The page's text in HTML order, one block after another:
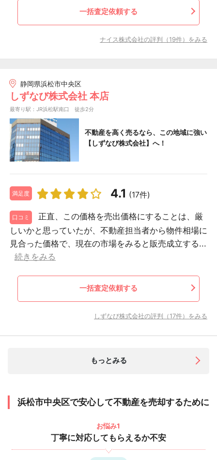
一括査定依頼する
ナイス株式会社の評判（19件）をみる
静岡県浜松市中央区
しずなび株式会社 本店
最寄り駅：JR浜松駅南口 徒歩2分
不動産を高く売るなら、この地域に強い
【しずなび株式会社】へ！
満足度 4.1 (17件)
口コミ
正直、この価格を売出価格にすることは、厳
しいかと思っていたが、不動産担当者から物件相場に
見合った価格で、現在の市場をみると販売成立する...
続きをみる
一括査定依頼する
しずなび株式会社の評判（17件）をみる
もっとみる
浜松市中央区で安心して不動産を売却するために
お悩み1
丁寧に対応してもらえるか不安